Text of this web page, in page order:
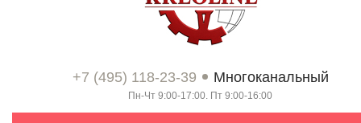
+7 (495) 118-23-39 Многоканальный
Пн-Чт 9:00-17:00. Пт 9:00-16:00